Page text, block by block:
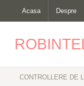
Acasa Despre
CONTROLLERE DE